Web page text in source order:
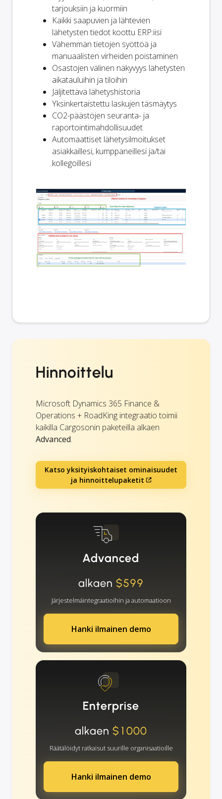
tarjouksiin ja kuormiin
Kaikki saapuvien ja lähtevien
lähetysten tiedot koottu ERP:iisi
Vähemmän tietojen syöttöä ja
manuaalisten virheiden poistaminen
Osastojen välinen näkyvyys lähetysten
aikatauluihin ja tiloihin
Jäljitettävä lähetyshistoria
Yksinkertaistettu laskujen täsmäytys
CO2-päästöjen seuranta- ja
raportointimahdollisuudet
Automaattiset lähetysilmoitukset
asiakkaillesi, kumppaneillesi ja/tai
kollegoillesi
Hinnoittelu
Microsoft Dynamics 365 Finance &
Operations + RoadKing integraatio toimii
kaikilla Cargosonin paketeilla alkaen
Advanced.
Katso yksityiskohtaiset ominaisuudet
ja hinnoittelupaketit
Advanced
alkaen $599
Järjestelmäintegraatioihin ja automaatioon
Hanki ilmainen demo
Enterprise
alkaen $1000
Räätälöidyt ratkaisut suurille organisaatioille
Hanki ilmainen demo